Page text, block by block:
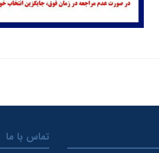
تماس با ما